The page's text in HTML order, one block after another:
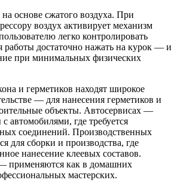
основе сжатого воздуха. При
воздух активирует механизм
легко контролировать
работы достаточно нажать на курок — и
при минимальных физических
и герметиков находят широкое
— для нанесения герметиков и
объекты. Автосервисах —
автомобилями, где требуется
соединений. Производственных
для сборки и производства, где
нанесение клеевых составов.
применяются как в домашних
мастерских.